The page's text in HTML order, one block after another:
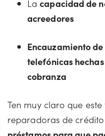
Lacapacidad de
acreedores
Encauzamiento
telefónicas
cobranza
Ten muy claro que
reparadoras de crédito